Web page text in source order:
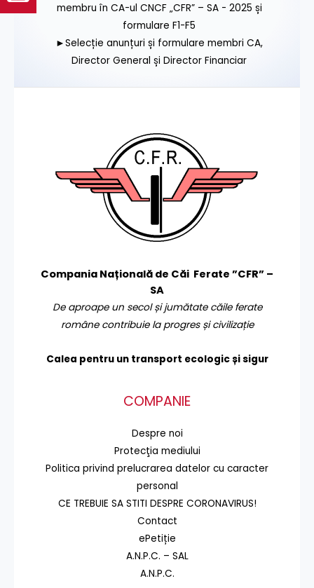
membru în CA-ul CNCF „CFR” – SA - 2025 și
formulare F1-F5
►Selecție anunțuri și formulare membri CA,
Director General și Director Financiar
Compania Națională de Căi Ferate ”CFR” –
SA
De aproape un secol și jumătate căile ferate
române contribuie la progres și civilizație
Calea pentru un transport ecologic și sigur
COMPANIE
Despre noi
Protecţia mediului
Politica privind prelucrarea datelor cu caracter
personal
CE TREBUIE SA STITI DESPRE CORONAVIRUS!
Contact
ePetiție
A.N.P.C. – SAL
A.N.P.C.